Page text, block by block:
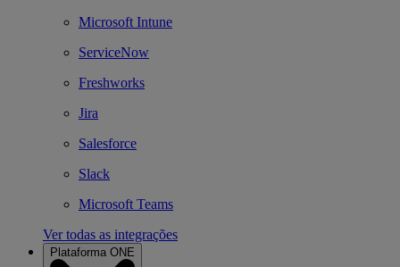
Microsoft Intune
ServiceNow
Freshworks
Jira
Salesforce
Slack
Microsoft Teams
Ver todas as integrações
Plataforma ONE